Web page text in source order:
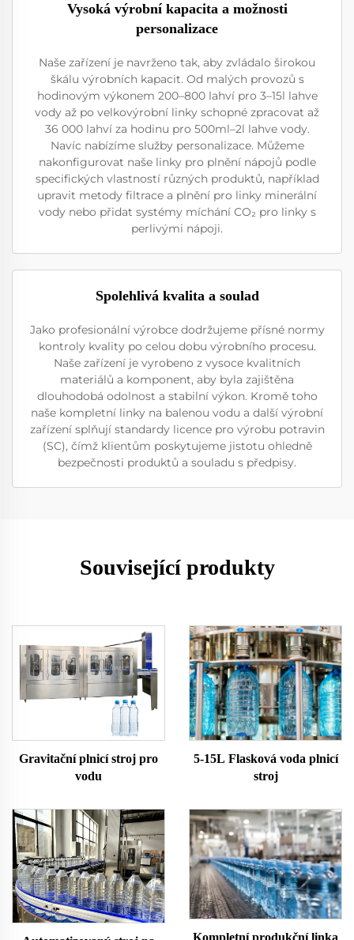
Vysoká výrobní kapacita a možnosti
personalizace
Naše zařízení je navrženo tak, aby zvládalo širokou
škálu výrobních kapacit. Od malých provozů s
hodinovým výkonem 200–800 lahví pro 3–15l lahve
vody až po velkovýrobní linky schopné zpracovat až
36 000 lahví za hodinu pro 500ml–2l lahve vody.
Navíc nabízíme služby personalizace. Můžeme
nakonfigurovat naše linky pro plnění nápojů podle
specifických vlastností různých produktů, například
upravit metody filtrace a plnění pro linky minerální
vody nebo přidat systémy míchání CO₂ pro linky s
perlivými nápoji.
Spolehlivá kvalita a soulad
Jako profesionální výrobce dodržujeme přísné normy
kontroly kvality po celou dobu výrobního procesu.
Naše zařízení je vyrobeno z vysoce kvalitních
materiálů a komponent, aby byla zajištěna
dlouhodobá odolnost a stabilní výkon. Kromě toho
naše kompletní linky na balenou vodu a další výrobní
zařízení splňují standardy licence pro výrobu potravin
(SC), čímž klientům poskytujeme jistotu ohledně
bezpečnosti produktů a souladu s předpisy.
Související produkty
Gravitační plnicí stroj pro
vodu
5-15L Flasková voda plnicí
stroj
Kompletní produkční linka